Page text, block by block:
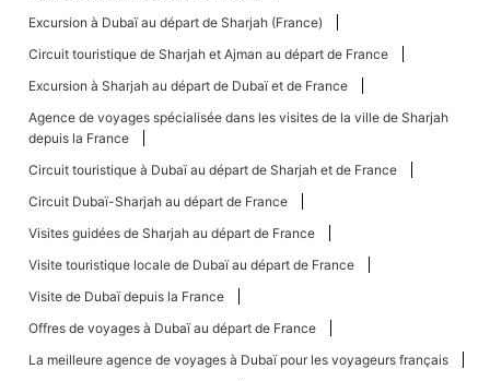
Excursion à Dubaï au départ de Sharjah (France)
Circuit touristique de Sharjah et Ajman au départ de France
Excursion à Sharjah au départ de Dubaï et de France
Agence de voyages spécialisée dans les visites de la ville de Sharjah
depuis la France
Circuit touristique à Dubaï au départ de Sharjah et de France
Circuit Dubaï-Sharjah au départ de France
Visites guidées de Sharjah au départ de France
Visite touristique locale de Dubaï au départ de France
Visite de Dubaï depuis la France
Offres de voyages à Dubaï au départ de France
La meilleure agence de voyages à Dubaï pour les voyageurs français